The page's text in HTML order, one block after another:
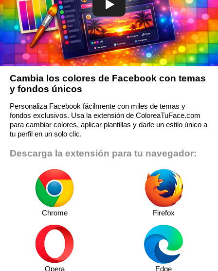
Cambia los colores de Facebook con temas
y fondos únicos
Personaliza Facebook fácilmente con miles de temas y
fondos exclusivos. Usa la extensión de ColoreaTuFace.com
para cambiar colores, aplicar plantillas y darle un estilo único a
tu perfil en un solo clic.
Descarga la extensión para tu navegador:
Chrome Firefox
Opera Edge